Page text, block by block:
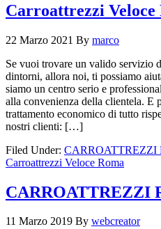
Carroattrezzi Veloce
22 Marzo 2021 By marco
Se vuoi trovare un valido servizio
dintorni, allora noi, ti possiamo
siamo un centro serio e
alla convenienza della clientela. E
trattamento economico di tutto
nostri clienti: […]
Filed Under: CARROATTREZZI
Carroattrezzi Veloce Roma
CARROATTREZZI
11 Marzo 2019 By webcreator